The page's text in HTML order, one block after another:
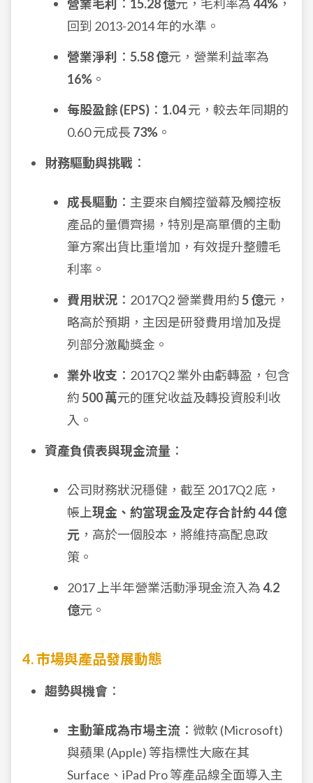
營業毛利 ： 15.28 億元，毛利率為44% ，
回到 2013-2014 年的水準。
營業淨利
： 5.58 億元，營業利益率為
16% 。
每股盈餘 (EPS) ： 1.04元，較去年同期的
0.60 元成長 73% 。
財務驅動與挑戰 ：
成長驅動 ：主要來自觸控螢幕及觸控板
產品的量價齊揚，特別是高單價的主動
筆方案出貨比重增加，有效提升整體毛
利率。
費用狀況 ：2017Q2 營業費用約5 億元，
略高於預期，主因是研發費用增加及提
列部分激勵獎金。
業外收支 ：2017Q2 業外由虧轉盈，包含
約500 萬元的匯兌收益及轉投資股利收
入。
資產負債表與現金流量 ：
公司財務狀況穩健，截至 2017Q2 底，
帳上現金、約當現金及定存合計約 44 億
元 ，高於一個股本，將維持高配息政
策。
2017 上半年營業活動淨現金流入為4.2
億元。
4. 市場與產品發展動態
趨勢與機會 ：
主動筆成為市場主流 ：微軟 (Microsoft)
與蘋果 (Apple) 等指標性大廠在其
Surface、iPad Pro 等產品線全面導入主